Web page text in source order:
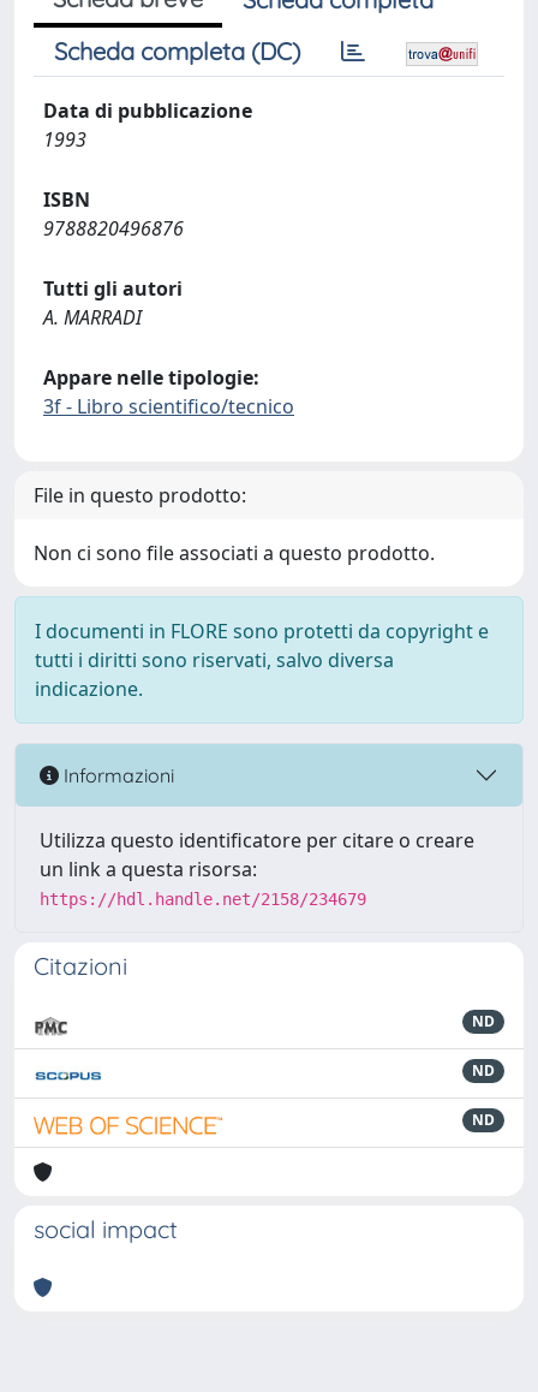
Scheda completa (DC)
Data di pubblicazione
1993
ISBN
9788820496876
Tutti gli autori
A. MARRADI
Appare nelle tipologie:
3f - Libro scientifico/tecnico
File in questo prodotto:
Non ci sono file associati a questo prodotto.
I documenti in FLORE sono protetti da copyright e
tutti i diritti sono riservati, salvo diversa
indicazione.
Informazioni
Utilizza questo identificatore per citare o creare
un link a questa risorsa:
https://hdl.handle.net/2158/234679
Citazioni
ND
ND
ND
social impact